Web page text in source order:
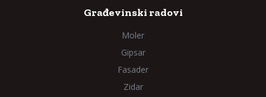
Građevinski radovi
Moler
Gipsar
Fasader
Zidar